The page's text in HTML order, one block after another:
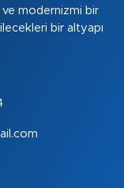
ve modernizmi bir
bir altyapı